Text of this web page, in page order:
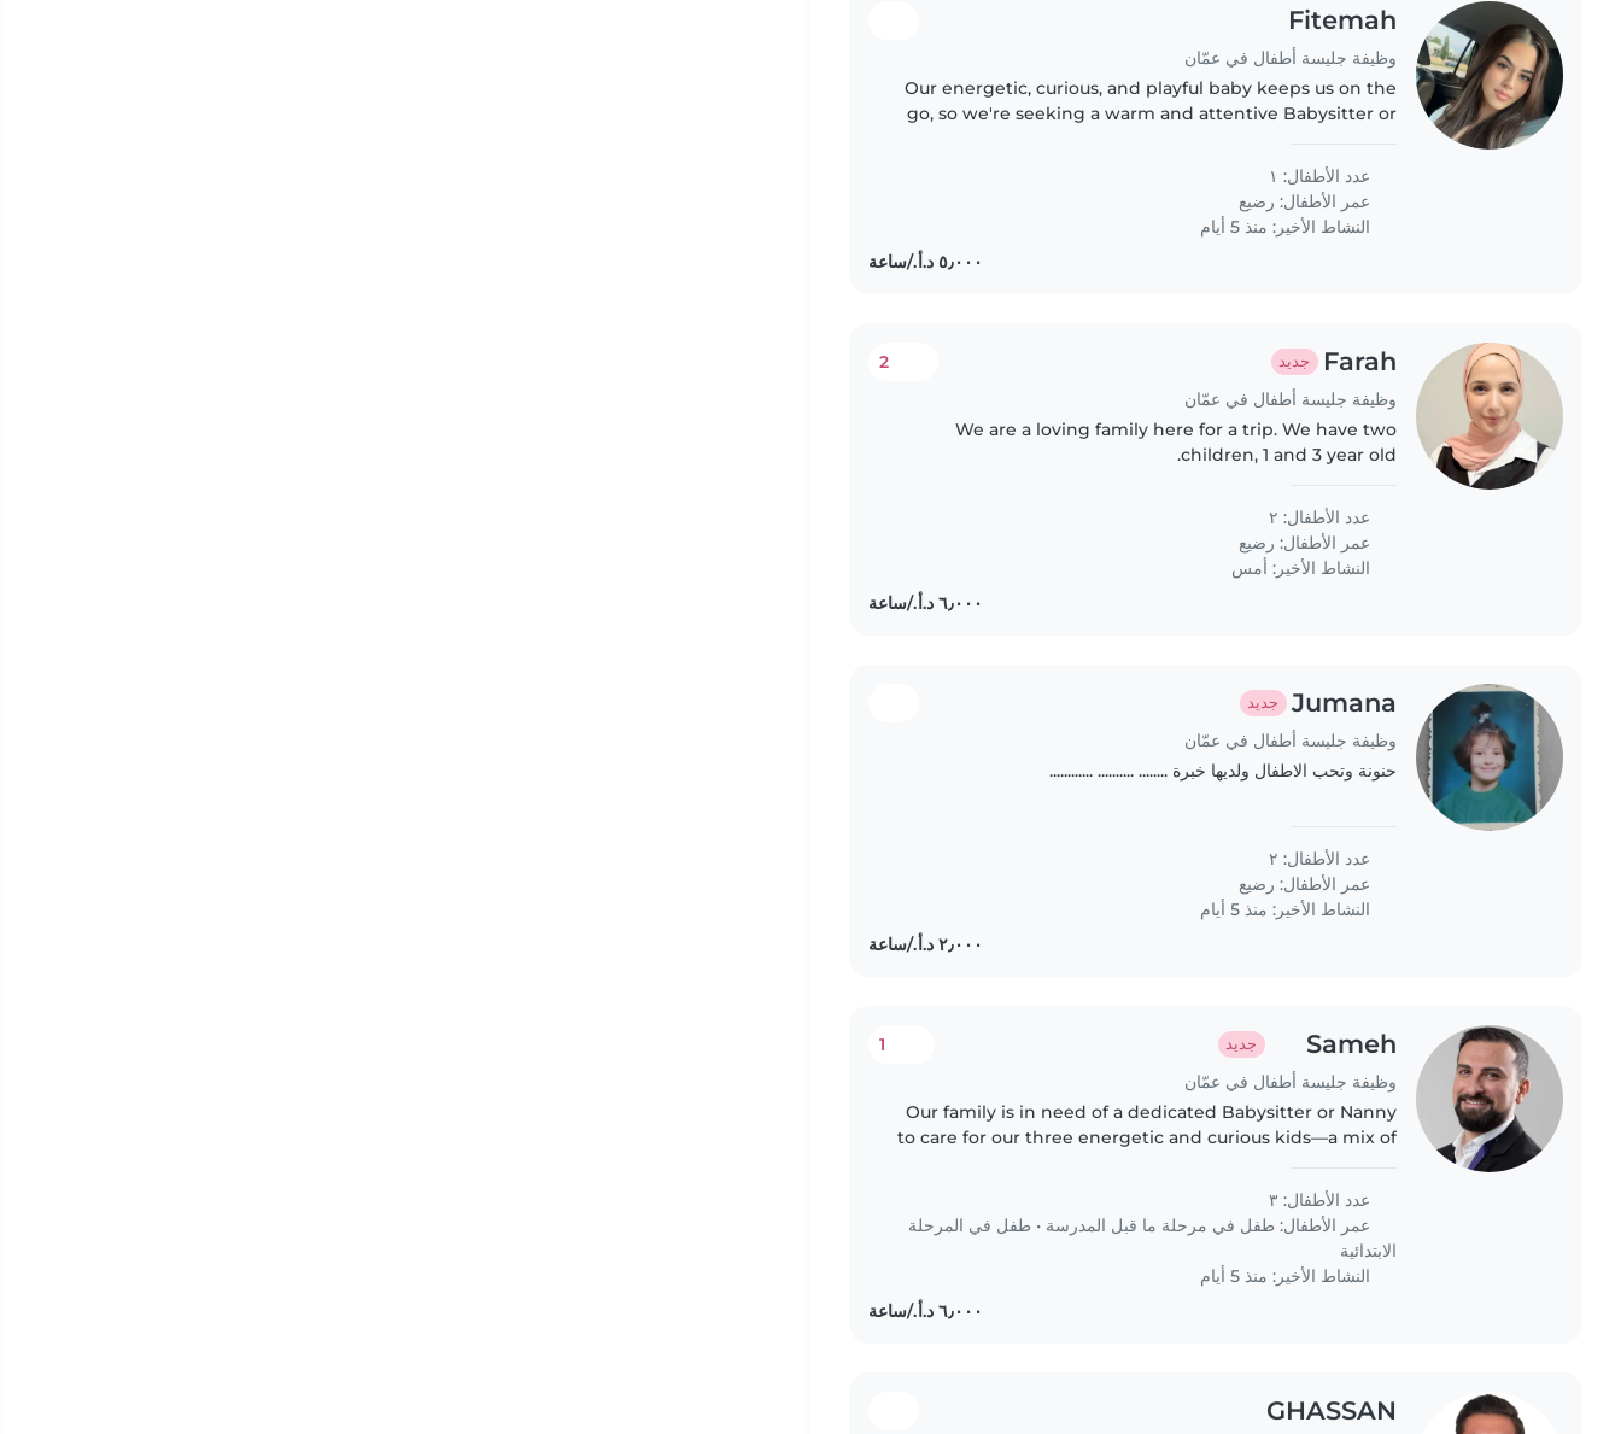
Fitemah
وظيفة جليسة أطفال في عمّان
Our energetic, curious, and playful baby keeps us on the
go, so we're seeking a warm and attentive Babysitter or
little one..
عدد الأطفال: ١
عمر الأطفال: رضيع
النشاط الأخير: منذ 5 أيام
Farah جديد
وظيفة جليسة أطفال في عمّان
2
We are a loving family here for a trip. We have two
children, 1 and 3 year old.
عدد الأطفال: ٢
عمر الأطفال: رضيع
النشاط الأخير: أمس
Jumana جديد
وظيفة جليسة أطفال في عمّان
حنونة وتحب الاطفال ولديها خبرة ........ .......... ............
عدد الأطفال: ٢
عمر الأطفال: رضيع
النشاط الأخير: منذ 5 أيام
Sameh جديد
وظيفة جليسة أطفال في عمّان
1
Our family is in need of a dedicated Babysitter or Nanny
to care for our three energetic and curious kids—a mix of
fluency is..
عدد الأطفال: ٣
عمر الأطفال: طفل في مرحلة ما قبل المدرسة • طفل في المرحلة
الابتدائية
النشاط الأخير: منذ 5 أيام
GHASSAN